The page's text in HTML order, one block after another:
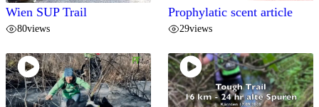
Wien SUP Trail
80views
Prophylatic scent article
29views